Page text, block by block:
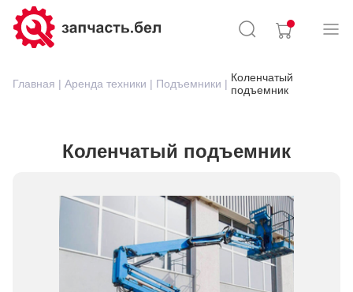
Главная | Аренда техники | Подъемники | Коленчатый
подъемник
Коленчатый подъемник